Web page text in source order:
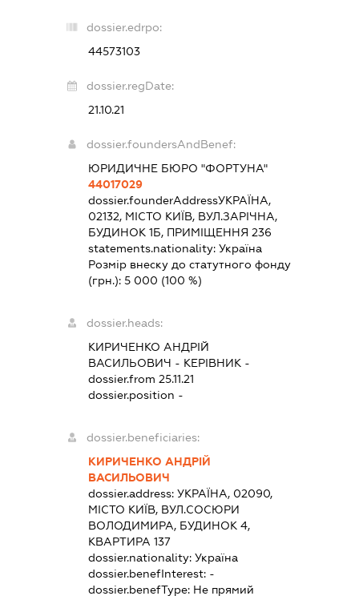
dossier.edrpo:
44573103
dossier.regDate:
21.10.21
dossier.foundersAndBenef:
ЮРИДИЧНЕ БЮРО "ФОРТУНА"
44017029
dossier.founderAddressУКРАЇНА,
02132, МІСТО КИЇВ, ВУЛ.ЗАРІЧНА,
БУДИНОК 1Б, ПРИМІЩЕННЯ 236
statements.nationality: Україна
Розмір внеску до статутного фонду
(грн.): 5 000 (100 %)
dossier.heads:
КИРИЧЕНКО АНДРІЙ
ВАСИЛЬОВИЧ - КЕРІВНИК -
dossier.from 25.11.21
dossier.position -
dossier.beneficiaries:
КИРИЧЕНКО АНДРІЙ
ВАСИЛЬОВИЧ
dossier.address: УКРАЇНА, 02090,
МІСТО КИЇВ, ВУЛ.СОСЮРИ
ВОЛОДИМИРА, БУДИНОК 4,
КВАРТИРА 137
dossier.nationality: Україна
dossier.benefInterest: -
dossier.benefType: Не прямий